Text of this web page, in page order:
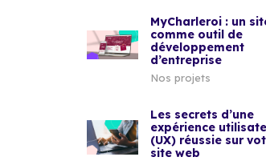
MyCharleroi : un
comme outil de
développement
d’entreprise
Nos projets
Les secrets d’une
expérience
(UX) réussie sur
site web